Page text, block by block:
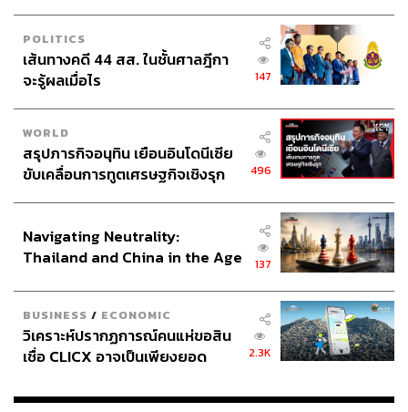
POLITICS
เส้นทางคดี 44 สส. ในชั้นศาลฎีกา
จะรู้ผลเมื่อไร
147
WORLD
สรุปภารกิจอนุทิน เยือนอินโดนีเซีย
ขับเคลื่อนการทูตเศรษฐกิจเชิงรุก
496
Navigating Neutrality:
Thailand and China in the Age
137
BUSINESS / ECONOMIC
วิเคราะห์ปรากฏการณ์คนแห่ขอสิน
เชื่อ CLICX อาจเป็นเพียงยอด
เรือนไทยที่ถูกซุกไว้
2.3K